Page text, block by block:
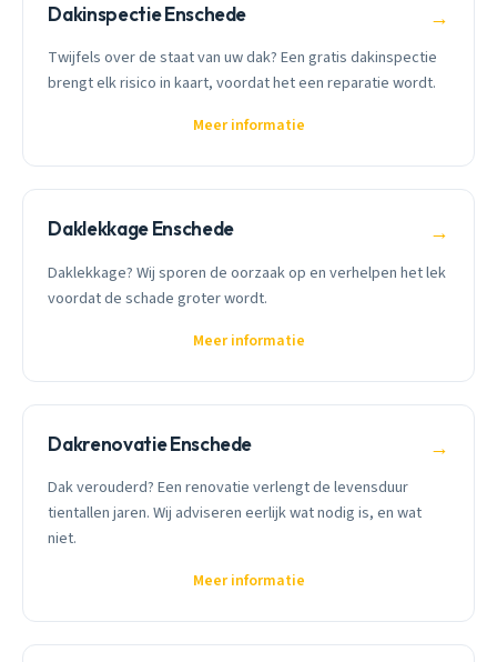
Dakinspectie Enschede →
Twijfels over de staat van uw dak? Een gratis dakinspectie
brengt elk risico in kaart, voordat het een reparatie wordt.
Meer informatie
Daklekkage Enschede →
Daklekkage? Wij sporen de oorzaak op en verhelpen het lek
voordat de schade groter wordt.
Meer informatie
Dakrenovatie Enschede →
Dak verouderd? Een renovatie verlengt de levensduur
tientallen jaren. Wij adviseren eerlijk wat nodig is, en wat
niet.
Meer informatie